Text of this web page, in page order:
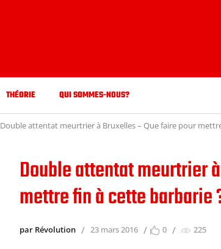
THÉORIE QUI SOMMES-NOUS?
Double attentat meurtrier à Bruxelles – Que faire pour
Double attentat meurtrier
mettre fin à cette barbarie
par Révolution 23 mars 2016 0 225